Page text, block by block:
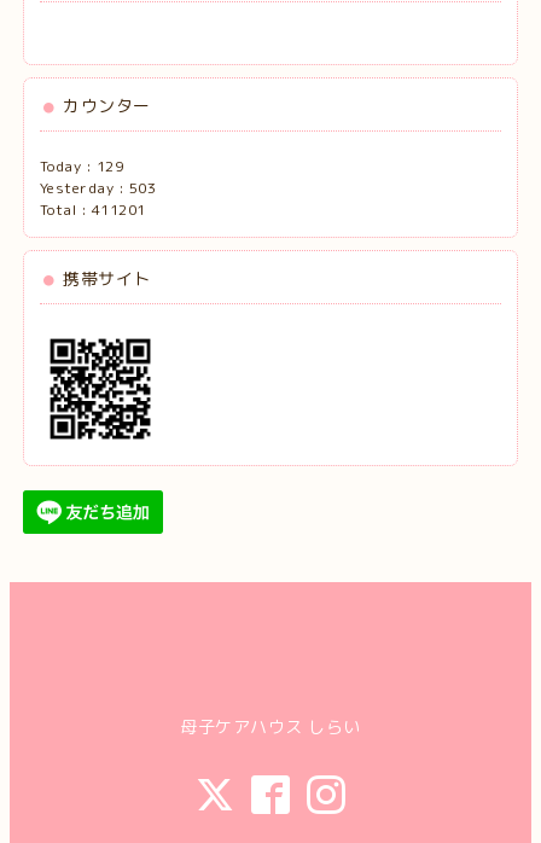
カウンター
Today : 129
Yesterday : 503
Total : 411201
携帯サイト
母子ケアハウス しらい